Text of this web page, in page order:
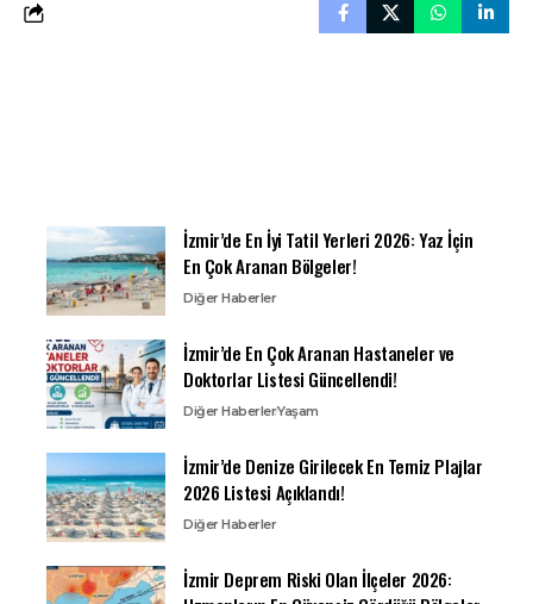
İzmir’de En İyi Tatil Yerleri 2026: Yaz İçin
En Çok Aranan Bölgeler!
Diğer Haberler
İzmir’de En Çok Aranan Hastaneler ve
Doktorlar Listesi Güncellendi!
Diğer HaberlerYaşam
İzmir’de Denize Girilecek En Temiz Plajlar
2026 Listesi Açıklandı!
Diğer Haberler
İzmir Deprem Riski Olan İlçeler 2026: